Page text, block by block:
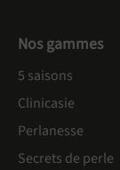
Nos gammes
5 saisons
Clinicasie
Perlanesse
Secrets de perle